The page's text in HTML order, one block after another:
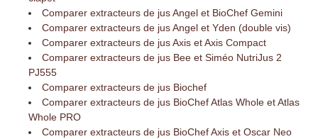
Comparer extracteurs de jus Angel et BioChef Gemini
Comparer extracteurs de jus Angel et Yden (double vis)
Comparer extracteurs de jus Axis et Axis Compact
Comparer extracteurs de jus Bee et Siméo NutriJus 2
PJ555
Comparer extracteurs de jus Biochef
Comparer extracteurs de jus BioChef Atlas Whole et Atlas
Whole PRO
Comparer extracteurs de jus BioChef Axis et Oscar Neo